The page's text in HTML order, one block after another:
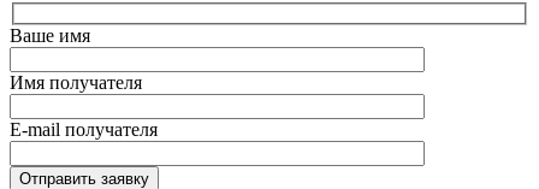
Ваше имя
Имя получателя
E-mail получателя